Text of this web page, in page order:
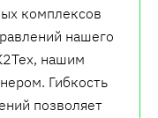
комплексов
нашего
нашим
Гибкость
позволяет